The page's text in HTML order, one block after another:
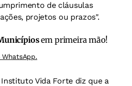
de cláusulas
projetos ou prazos".
em primeira mão!
Vida Forte diz que a